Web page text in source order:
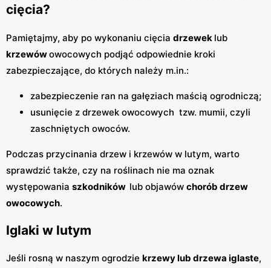
cięcia?
Pamiętajmy, aby po wykonaniu cięcia drzewek lub
krzewówowocowych podjąć odpowiednie kroki
zabezpieczające, do których należy m.in.:
zabezpieczenie ran na gałęziach maścią ogrodniczą;
usunięcie z drzewek owocowych tzw. mumii, czyli
zaschniętych owoców.
Podczas przycinania drzew i krzewów w lutym, warto
sprawdzić także, czy na roślinach nie ma oznak
występowania szkodników lub objawów chorób drzew
owocowych.
Iglaki w lutym
Jeśli rosną w naszym ogrodzie krzewy lub drzewa iglaste,